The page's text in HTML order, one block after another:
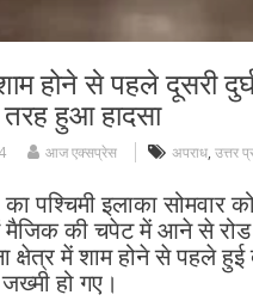
होने से पहले दूसरी
हुआ हादसा
आज एक्सप्रेस अपराध, उत्तर
का पश्चिमी इलाका सोमवार
मैजिक की चपेट में आने से
क्षेत्र में शाम होने से पहले
हो गए।